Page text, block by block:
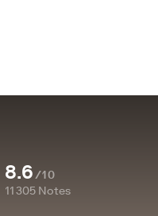
8.6/10
11 305 Notes